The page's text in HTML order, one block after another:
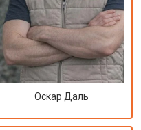
Оскар Даль